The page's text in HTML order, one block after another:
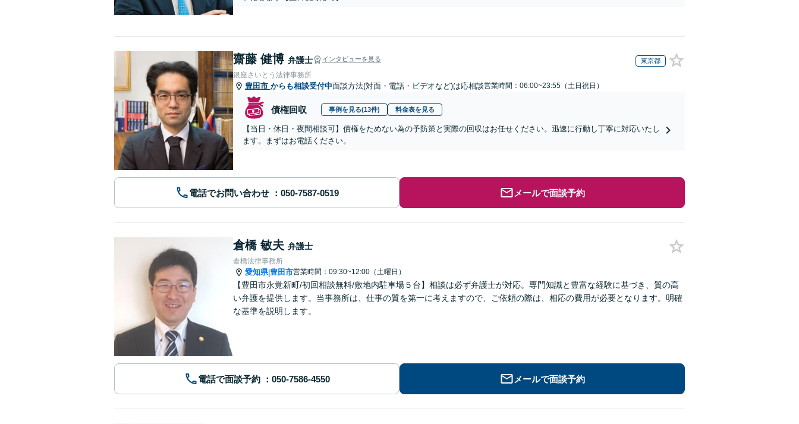
齋藤 健博 弁護士 インタビューを見る 東京都
銀座さいとう法律事務所
豊田市 からも相談受付中面談方法(対面・電話・ビデオなど)は応相談営業時間：06:00~23:55（土日祝日）
債権回収 事例を見る(13件) 料金表を見る
【当日・休日・夜間相談可】債権をためない為の予防策と実際の回収はお任せください。迅速に行動し丁寧に対応いたし
ます。まずはお電話ください。
電話でお問い合わせ メールで面談予約
倉橋 敏夫 弁護士
倉橋法律事務所
愛知県|豊田市営業時間：09:30~12:00（土曜日）
【豊田市永覚新町/初回相談無料/敷地内駐車場５台】相談は必ず弁護士が対応。専門知識と豊富な経験に基づき、質の高
い弁護を提供します。当事務所は、仕事の質を第一に考えますので、ご依頼の際は、相応の費用が必要となります。明確
な基準を説明します。
電話で面談予約 メールで面談予約